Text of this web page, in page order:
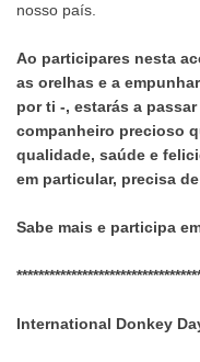
nosso país.
Ao participares nesta
as orelhas e a
por ti -, estarás a
companheiro precioso
qualidade, saúde e
em particular, precisa
Sabe mais e participa
International Donkey